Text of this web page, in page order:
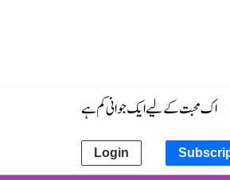
اک محبت کے لیے ایک جوانی کم ہے
Login